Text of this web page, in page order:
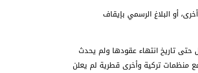
أو البلاغ الرسمي بإيقاف
حتى تاريخ انتهاء عقودها ولم يحدث
منظمات تركية وأخرى قطرية لم يعلن